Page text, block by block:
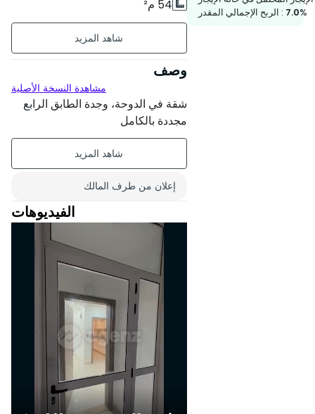
54 م²
عمر البناء : بين 11 و 20 سنة
حالة العقار : مجدد كليا
وصف
مشاهدة النسخة الأصلية
شقة في الدوحة، وجدة الطابق الرابع
مجددة بالكامل
إعلان من طرف المالك
الفيديوهات
الربح الإجمالي المقدر : 7.0%